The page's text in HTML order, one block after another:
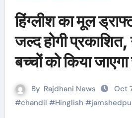
हिंग्लीश का मूल
जल्द होगी प्रकाशित,
बच्चों को किया जाएगा
By Rajdhani News Oct
#chandil #Hinglish #